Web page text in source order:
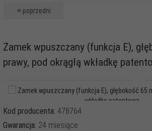
poprzedni
Zamek wpuszczany (funkcja E),
prawy, pod okrągłą wkładkę
Kod producenta: 478764
Gwarancja: 24 miesiące